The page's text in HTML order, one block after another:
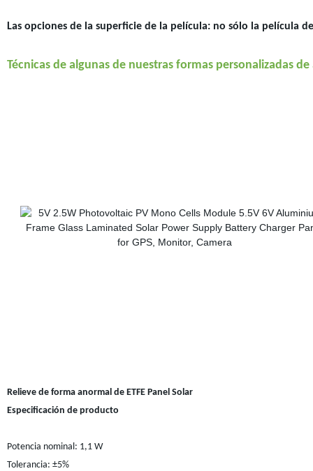
Las opciones de la superficie de la película: no sólo la película
Técnicas de algunas de nuestras formas personalizadas
Relieve de forma anormal de ETFE Panel Solar
Especificación de producto
Potencia nominal: 1,1 W
Tolerancia: ±5%